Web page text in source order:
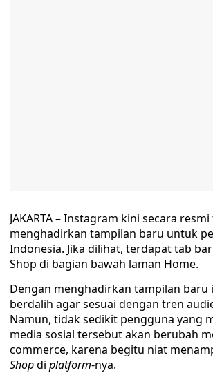
JAKARTA – Instagram kini secara
menghadirkan tampilan baru untuk
Indonesia. Jika dilihat, terdapat tab
Shop di bagian bawah laman Home.
Dengan menghadirkan tampilan baru
berdalih agar sesuai dengan tren
Namun, tidak sedikit pengguna yang
media sosial tersebut akan berubah
commerce, karena begitu niat
Shopdi platform-nya.